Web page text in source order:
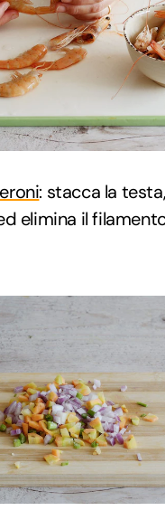
: stacca la
elimina il